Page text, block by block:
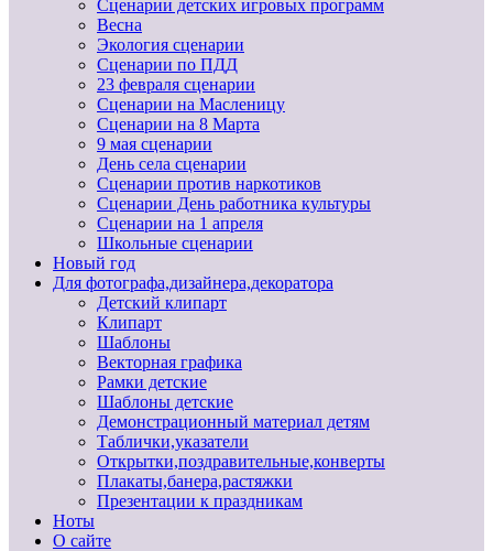
Сценарии детских игровых программ
Весна
Экология сценарии
Сценарии по ПДД
23 февраля сценарии
Сценарии на Масленицу
Сценарии на 8 Марта
9 мая сценарии
День села сценарии
Сценарии против наркотиков
Сценарии День работника культуры
Сценарии на 1 апреля
Школьные сценарии
Новый год
Для фотографа,дизайнера,декоратора
Детский клипарт
Клипарт
Шаблоны
Векторная графика
Рамки детские
Шаблоны детские
Демонстрационный материал детям
Таблички,указатели
Открытки,поздравительные,конверты
Плакаты,банера,растяжки
Презентации к праздникам
Ноты
О сайте